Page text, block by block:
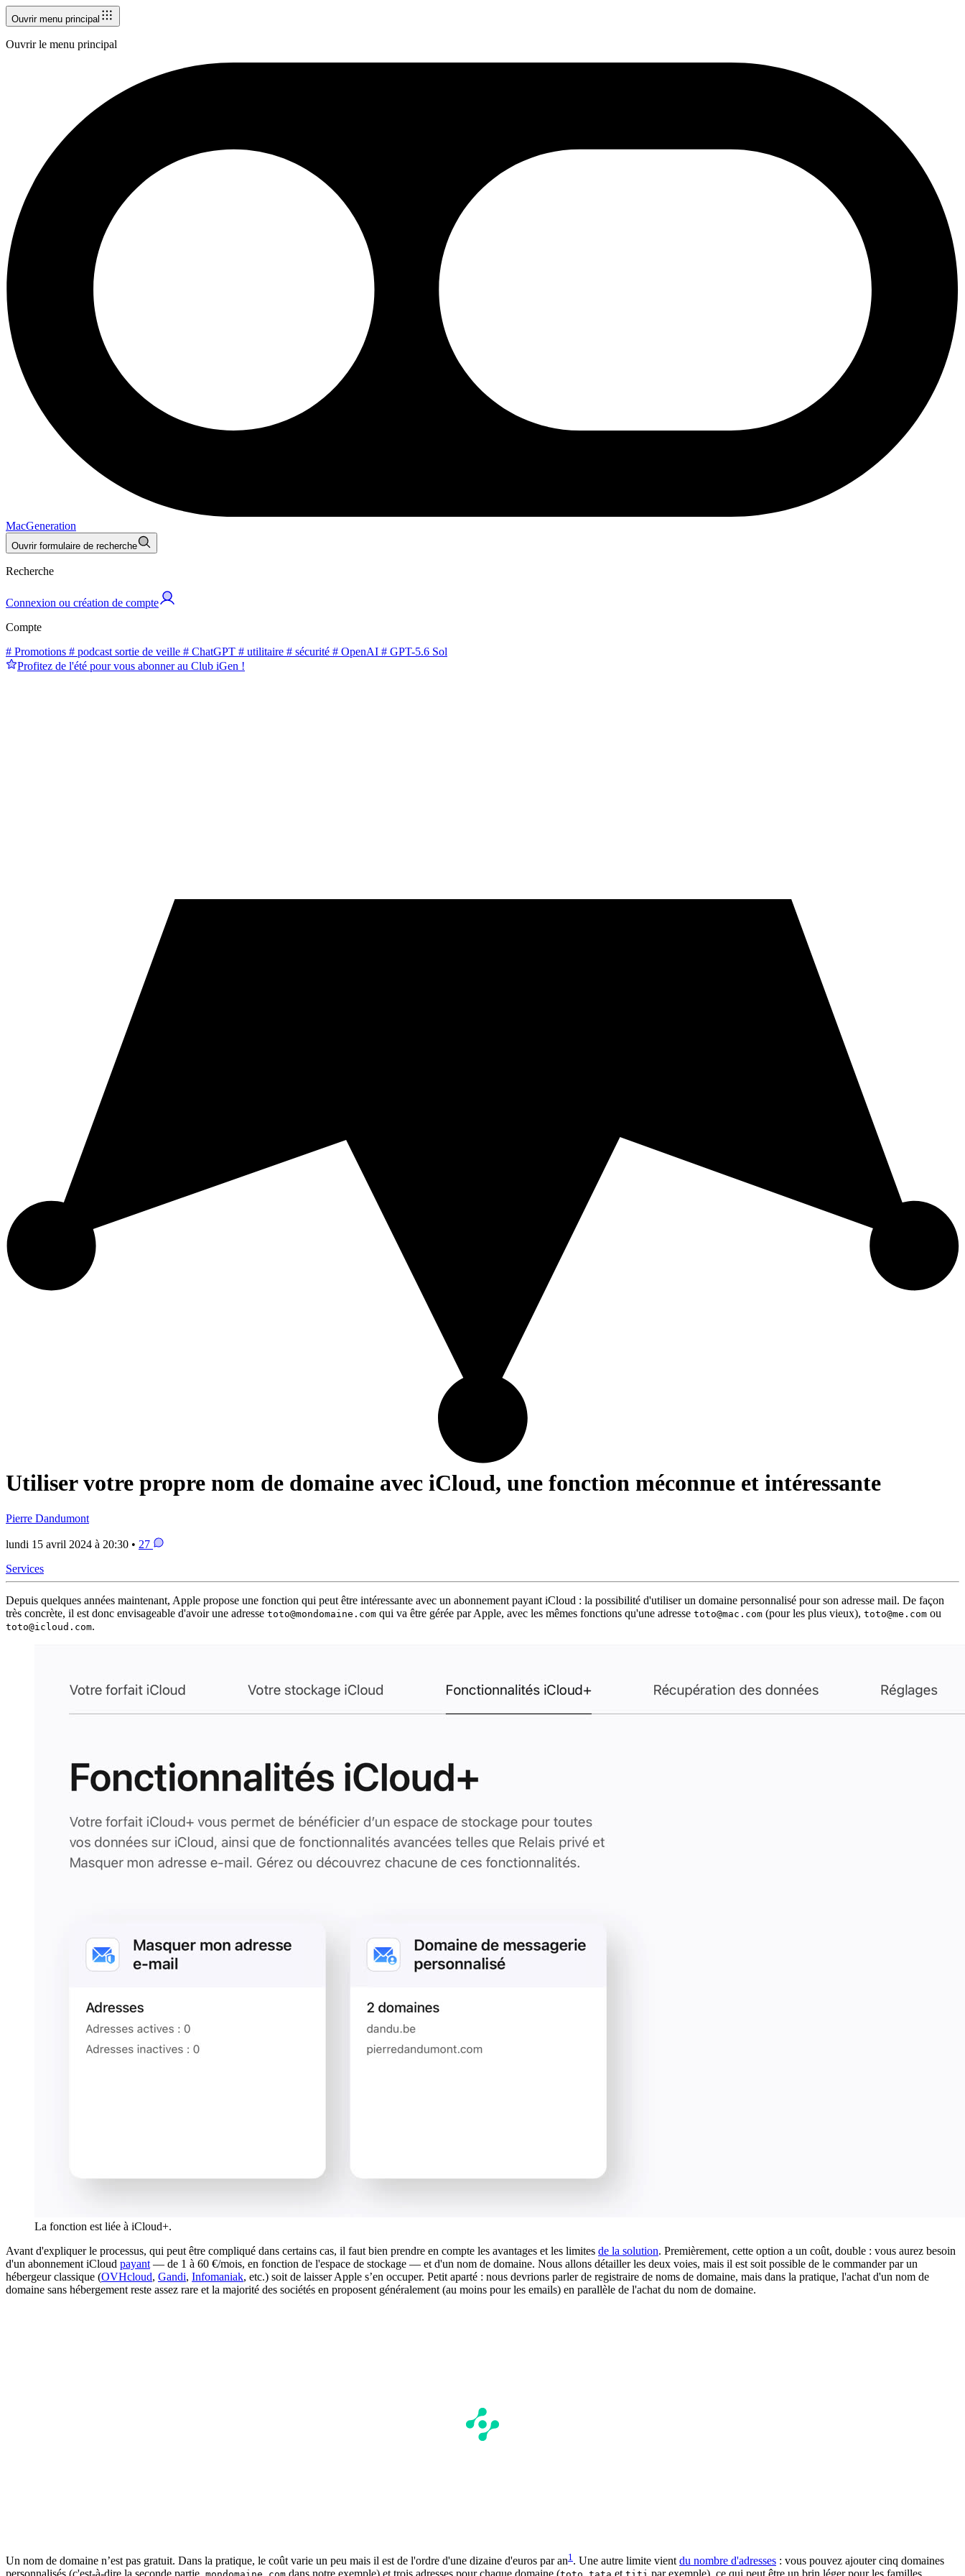
Ouvrir menu principal
Ouvrir le menu principal
MacGeneration
Ouvrir formulaire de recherche
Recherche
Connexion ou création de compte
Compte
# Promotions # podcast sortie de veille # ChatGPT # utilitaire # sécurité # OpenAI # GPT-5.6 Sol
Profitez de l'été pour vous abonner au Club iGen !
Utiliser votre propre nom de domaine avec iCloud, une fonction méconnue et intéressante
Pierre Dandumont
lundi 15 avril 2024 à 20:30 • 27
Services
Depuis quelques années maintenant, Apple propose une fonction qui peut être intéressante avec un abonnement payant iCloud : la possibilité d'utiliser un domaine personnalisé pour son adresse mail. De façon
très concrète, il est donc envisageable d'avoir une adresse toto@mondomaine.com qui va être gérée par Apple, avec les mêmes fonctions qu'une adresse toto@mac.com (pour les plus vieux), toto@me.com ou
toto@icloud.com.
La fonction est liée à iCloud+.
Avant d'expliquer le processus, qui peut être compliqué dans certains cas, il faut bien prendre en compte les avantages et les limites de la solution. Premièrement, cette option a un coût, double : vous aurez besoin
d'un abonnement iCloud payant — de 1 à 60 €/mois, en fonction de l'espace de stockage — et d'un nom de domaine. Nous allons détailler les deux voies, mais il est soit possible de le commander par un
hébergeur classique (OVHcloud, Gandi, Infomaniak, etc.) soit de laisser Apple s’en occuper. Petit aparté : nous devrions parler de registraire de noms de domaine, mais dans la pratique, l'achat d'un nom de
domaine sans hébergement reste assez rare et la majorité des sociétés en proposent généralement (au moins pour les emails) en parallèle de l'achat du nom de domaine.
Un nom de domaine n’est pas gratuit. Dans la pratique, le coût varie un peu mais il est de l'ordre d'une dizaine d'euros par an1 . Une autre limite vient du nombre d'adresses : vous pouvez ajouter cinq domaines
personnalisés (c'est-à-dire la seconde partie,
dans notre exemple) et trois adresses pour chaque domaine ( et par exemple), ce qui peut être un brin léger pour les familles.